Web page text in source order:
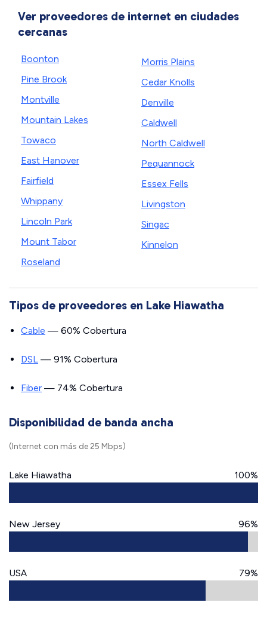
Ver proveedores de internet en ciudades
cercanas
Boonton
Pine Brook
Montville
Mountain Lakes
Towaco
East Hanover
Fairfield
Whippany
Lincoln Park
Mount Tabor
Roseland
Morris Plains
Cedar Knolls
Denville
Caldwell
North Caldwell
Pequannock
Essex Fells
Livingston
Singac
Kinnelon
Tipos de proveedores en Lake Hiawatha
Cable — 60% Cobertura
DSL — 91% Cobertura
Fiber — 74% Cobertura
Disponibilidad de banda ancha
(Internet con más de 25 Mbps)
Lake Hiawatha 100%
New Jersey 96%
USA 79%